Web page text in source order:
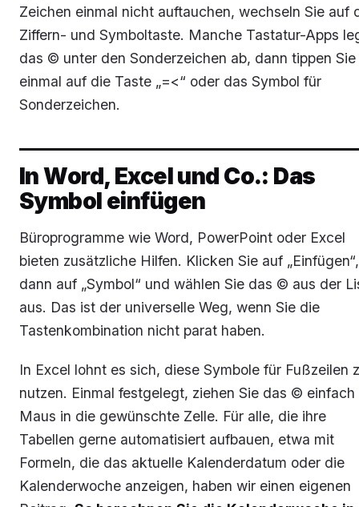
Zeichen einmal nicht auftauchen, wechseln Sie auf
Ziffern- und Symboltaste. Manche Tastatur-Apps
das © unter den Sonderzeichen ab, dann tippen Sie
einmal auf die Taste „=<“ oder das Symbol für
Sonderzeichen.
In Word, Excel und Co.: Das
Symbol einfügen
Büroprogramme wie Word, PowerPoint oder Excel
bieten zusätzliche Hilfen. Klicken Sie auf „Einfügen“,
dann auf „Symbol“ und wählen Sie das © aus der
aus. Das ist der universelle Weg, wenn Sie die
Tastenkombination nicht parat haben.
In Excel lohnt es sich, diese Symbole für Fußzeilen
nutzen. Einmal festgelegt, ziehen Sie das © einfach
Maus in die gewünschte Zelle. Für alle, die ihre
Tabellen gerne automatisiert aufbauen, etwa mit
Formeln, die das aktuelle Kalenderdatum oder die
Kalenderwoche anzeigen, haben wir einen eigenen